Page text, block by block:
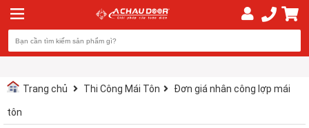
Trang chủ Thi Công Mái Tôn Đơn giá nhân công lợp mái
tôn